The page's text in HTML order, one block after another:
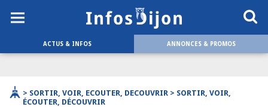
ACTUS & INFOS ANNONCES & PROMOS
> SORTIR, VOIR, ECOUTER, DECOUVRIR > SORTIR, VOIR,
ÉCOUTER, DÉCOUVRIR